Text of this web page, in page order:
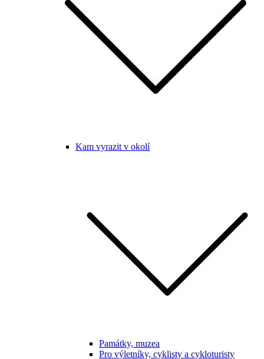
Kam vyrazit v okolí
Památky, muzea
Pro výletníky, cyklisty a cykloturisty